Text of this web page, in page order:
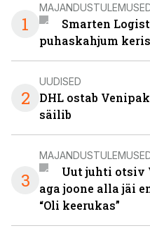
1
Smarten
puhaskahjum
2
UUDISED
DHL ostab
säilib
3
Uut juhti otsiv
aga joone alla jäi
“Oli keerukas”